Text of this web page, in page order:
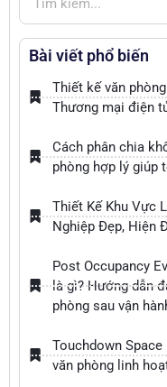
Bài viết phổ biến
Thiết kế văn
Thương mại điện
Cách phân chia
phòng hợp lý giúp
Thiết Kế Khu Vực
Nghiệp Đẹp, Hiện
Post Occupancy
là gì? Hướng dẫn
phòng sau vận
Touchdown Space
văn phòng linh